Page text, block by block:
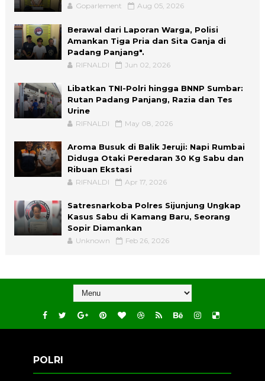
Goparlement Aug 05, 2026
Berawal dari Laporan Warga, Polisi
Amankan Tiga Pria dan Sita Ganja di
Padang Panjang".
RIFNALDI Jun 02, 2026
Libatkan TNI-Polri hingga BNNP Sumbar:
Rutan Padang Panjang, Razia dan Tes
Urine
RIFNALDI May 08, 2026
Aroma Busuk di Balik Jeruji: Napi Rumbai
Diduga Otaki Peredaran 30 Kg Sabu dan
Ribuan Ekstasi
RIFNALDI Apr 17, 2026
Satresnarkoba Polres Sijunjung Ungkap
Kasus Sabu di Kamang Baru, Seorang
Sopir Diamankan
Unknown Feb 26, 2026
POLRI